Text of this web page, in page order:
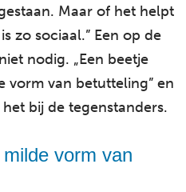
Maar of het helpt
zo sociaal.” Een op de
nodig. „Een beetje
vorm van betutteling” en
bij de tegenstanders.
vorm van